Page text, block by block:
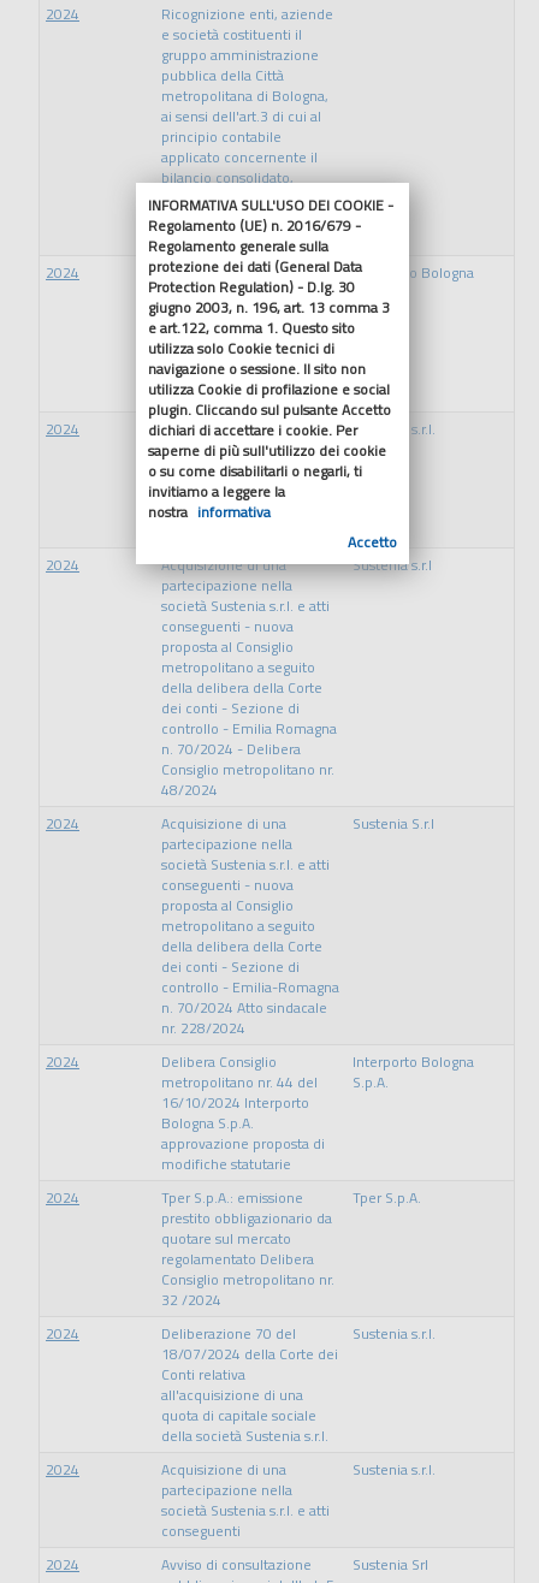
2024
Ricognizione enti, aziende
e società costituenti il
gruppo amministrazione
pubblica della Città
metropolitana di Bologna,
ai sensi dell'art.3 di cui al
principio contabile
applicato concernente il
bilancio consolidato,
allegato 4/4 al D.lgs.
118/2011. Aggiornamento
per l'esercizio 2024
2024
Condivisione Piano
strategico 2024 Atto
Sindacale 272 del
11/12/2024 sub A) Piano
strategico Interporto di
Bologna Spa sub B)
Premessa del Presidente
Interporto Bologna
S.p.A.
2024
Deliberazione 116 del
20/11/2024 della Corte dei
Conti relativa
all'acquisizione di una
quota di capitale sociale
Sustenia s.r.l.
2024
Acquisizione di una
partecipazione nella
società Sustenia s.r.l. e atti
conseguenti - nuova
proposta al Consiglio
metropolitano a seguito
della delibera della Corte
dei conti - Sezione di
controllo - Emilia Romagna
n. 70/2024 - Delibera
Consiglio metropolitano nr.
48/2024
Sustenia s.r.l
2024
Acquisizione di una
partecipazione nella
società Sustenia s.r.l. e atti
conseguenti - nuova
proposta al Consiglio
metropolitano a seguito
della delibera della Corte
dei conti - Sezione di
controllo - Emilia-Romagna
n. 70/2024 Atto sindacale
nr. 228/2024
Sustenia S.r.l
2024
Delibera Consiglio
metropolitano nr. 44 del
16/10/2024 Interporto
Bologna S.p.A.
approvazione proposta di
modifiche statutarie
Interporto Bologna
S.p.A.
2024
Tper S.p.A.: emissione
prestito obbligazionario da
quotare sul mercato
regolamentato Delibera
Consiglio metropolitano nr.
32 /2024
Tper S.p.A.
2024
Deliberazione 70 del
18/07/2024 della Corte dei
Conti relativa
all'acquisizione di una
quota di capitale sociale
della società Sustenia s.r.l.
Sustenia s.r.l.
2024
Acquisizione di una
partecipazione nella
società Sustenia s.r.l. e atti
conseguenti
Sustenia s.r.l.
2024
Avviso di consultazione
Sustenia Srl
INFORMATIVA SULL'USO DEI COOKIE -
Regolamento (UE) n. 2016/679 -
Regolamento generale sulla
protezione dei dati (General Data
Protection Regulation) - D.lg. 30
giugno 2003, n. 196, art. 13 comma 3
e art.122, comma 1. Questo sito
utilizza solo Cookie tecnici di
navigazione o sessione. Il sito non
utilizza Cookie di profilazione e social
plugin. Cliccando sul pulsante Accetto
dichiari di accettare i cookie. Per
saperne di più sull'utilizzo dei cookie
o su come disabilitarli o negarli, ti
invitiamo a leggere la
nostra informativa
Accetto